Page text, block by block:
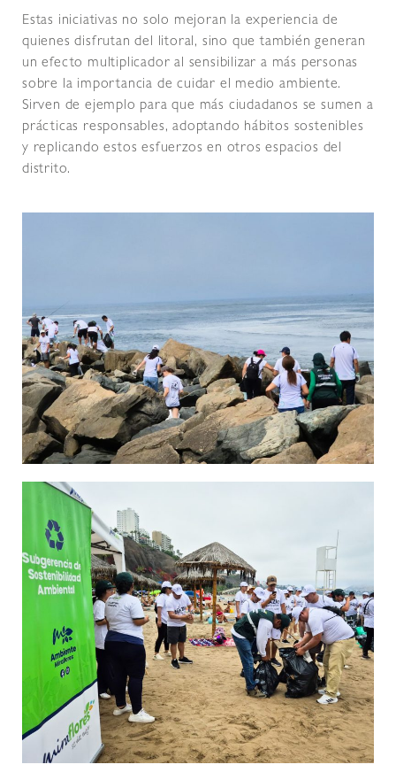
Estas iniciativas no solo mejoran la experiencia de
quienes disfrutan del litoral, sino que también generan
un efecto multiplicador al sensibilizar a más personas
sobre la importancia de cuidar el medio ambiente.
Sirven de ejemplo para que más ciudadanos se sumen a
prácticas responsables, adoptando hábitos sostenibles
y replicando estos esfuerzos en otros espacios del
distrito.